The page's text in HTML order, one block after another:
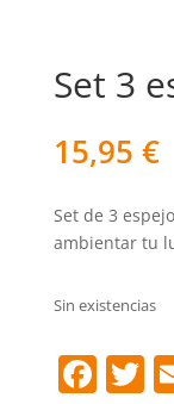
Set 3
15,95 €
Set de 3
ambientar tu
Sin existencias
F T